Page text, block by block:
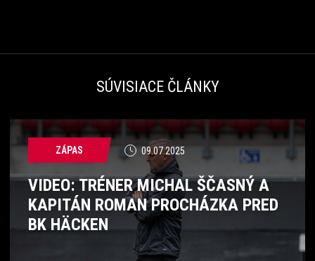
SÚVISIACE ČLÁNKY
ZÁPAS 09.07.2025
VIDEO: TRÉNER MICHAL ŠČASNÝ A
KAPITÁN ROMAN PROCHÁZKA PRED
BK HÄCKEN